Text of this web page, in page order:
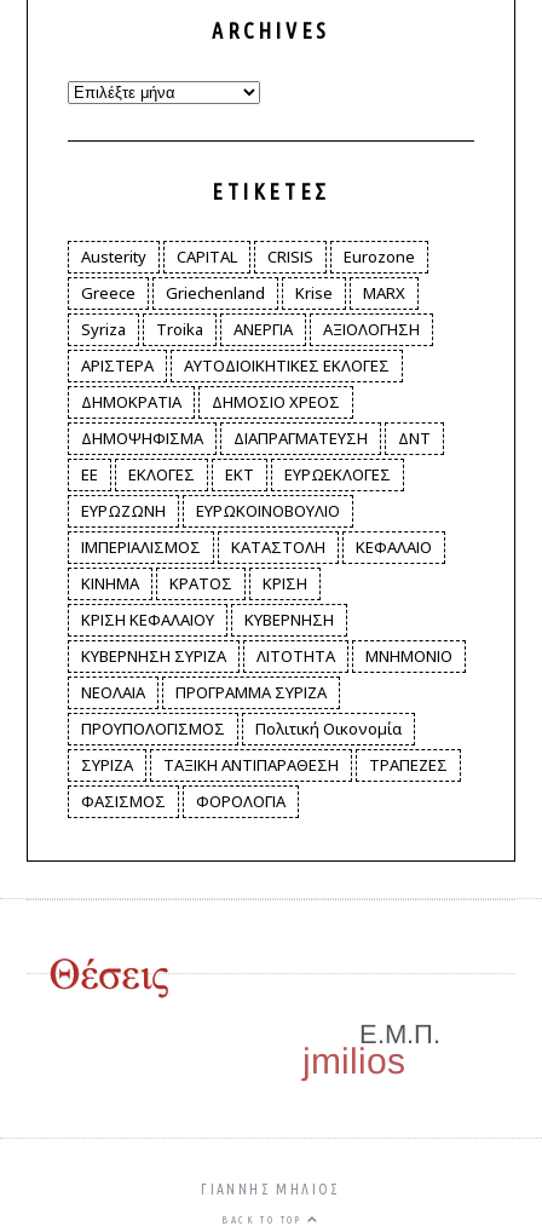
ARCHIVES
Archives
ΕΤΙΚΈΤΕΣ
Austerity CAPITAL CRISIS
Eurozone
Greece
Griechenland Krise
MARX
Syriza
Troika ΑΝΕΡΓΙΑ
ΑΞΙΟΛΟΓΗΣΗ
ΑΡΙΣΤΕΡΑ
ΑΥΤΟΔΙΟΙΚΗΤΙΚΕΣ ΕΚΛΟΓΕΣ
ΔΗΜΟΚΡΑΤΙΑ
ΔΗΜΟΣΙΟ ΧΡΕΟΣ
ΔΗΜΟΨΗΦΙΣΜΑ
ΔΙΑΠΡΑΓΜΑΤΕΥΣΗ
ΔΝΤ
ΕΕ
ΕΚΛΟΓΕΣ ΕΚΤ
ΕΥΡΩΕΚΛΟΓΕΣ
ΕΥΡΩΖΩΝΗ
ΕΥΡΩΚΟΙΝΟΒΟΥΛΙΟ
ΙΜΠΕΡΙΑΛΙΣΜΟΣ
ΚΑΤΑΣΤΟΛΗ
ΚΕΦΑΛΑΙΟ
ΚΙΝΗΜΑ
ΚΡΑΤΟΣ
ΚΡΙΣΗ
ΚΡΙΣΗ ΚΕΦΑΛΑΙΟΥ
ΚΥΒΕΡΝΗΣΗ
ΚΥΒΕΡΝΗΣΗ ΣΥΡΙΖΑ
ΛΙΤΟΤΗΤΑ
ΜΝΗΜΟΝΙΟ
ΝΕΟΛΑΙΑ
ΠΡΟΓΡΑΜΜΑ ΣΥΡΙΖΑ
ΠΡΟΥΠΟΛΟΓΙΣΜΟΣ
Πολιτική Οικονομία
ΣΥΡΙΖΑ
ΤΑΞΙΚΗ ΑΝΤΙΠΑΡΑΘΕΣΗ
ΤΡΑΠΕΖΕΣ
ΦΑΣΙΣΜΟΣ
ΦΟΡΟΛΟΓΙΑ
ΓΙΑΝΝΗΣ ΜΗΛΙΌΣ
BACK TO TOP